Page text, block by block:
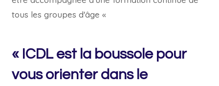
tous les groupes d'âge «
« ICDL est la boussole pour
vous orienter dans le